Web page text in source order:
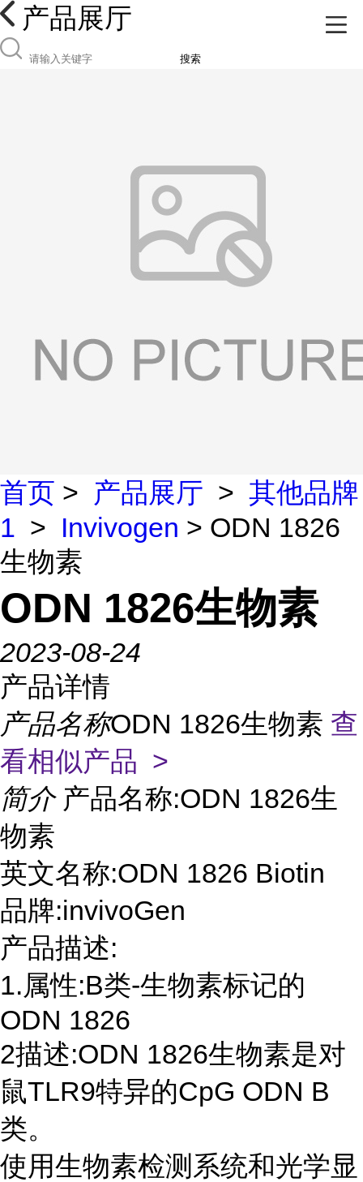
产品展厅
搜索
首页 > 产品展厅 > 其他品牌
1 > Invivogen > ODN 1826
生物素
ODN 1826生物素
2023-08-24
产品详情
产品名称ODN 1826生物素 查
看相似产品 >
简介 产品名称:ODN 1826生
物素
英文名称:ODN 1826 Biotin
品牌:invivoGen
产品描述:
1.属性:B类-生物素标记的
ODN 1826
2描述:ODN 1826生物素是对
鼠TLR9特异的CpG ODN B
类。
使用生物素检测系统和光学显